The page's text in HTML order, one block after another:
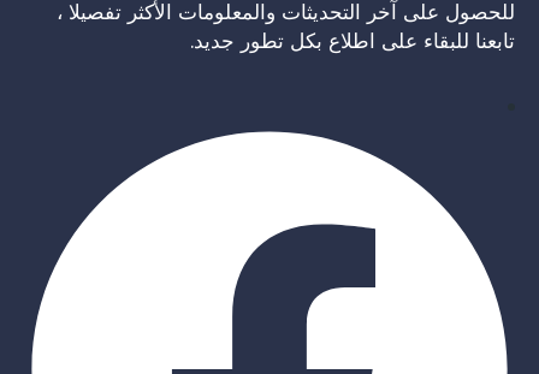
للحصول على آخر التحديثات والمعلومات الأكثر تفصيلا ،
تابعنا للبقاء على اطلاع بكل تطور جديد.